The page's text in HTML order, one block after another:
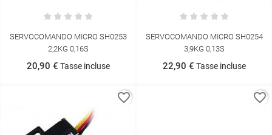
SERVOCOMANDO MICRO SH0253
2,2KG 0,16S
20,90 € Tasse incluse
SERVOCOMANDO MICRO SH0254
3,9KG 0,13S
22,90 € Tasse incluse
favorite_border favorite_border